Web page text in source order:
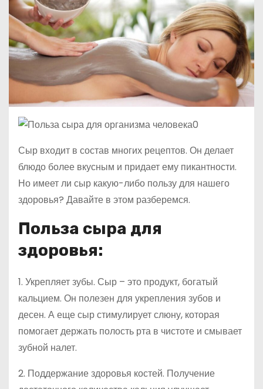
Сыр входит в состав многих рецептов. Он делает
блюдо более вкусным и придает ему пикантности.
Но имеет ли сыр какую-либо пользу для нашего
здоровья? Давайте в этом разберемся.
Польза сыра для
здоровья:
1. Укрепляет зубы. Сыр – это продукт, богатый
кальцием. Он полезен для укрепления зубов и
десен. А еще сыр стимулирует слюну, которая
помогает держать полость рта в чистоте и смывает
зубной налет.
2. Поддержание здоровья костей. Получение